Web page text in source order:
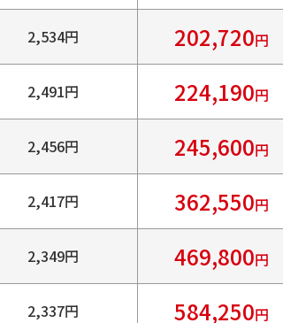
2,534円 202,720円
2,491円 224,190円
2,456円 245,600円
2,417円 362,550円
2,349円 469,800円
2,337円 584,250円